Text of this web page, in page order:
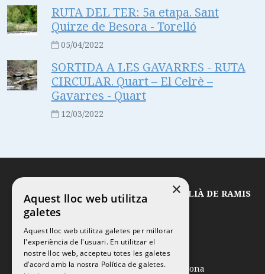
RUTA DEL TER: 5a etapa. Sant
Quirze de Besora - Torelló
05/04/2022
SORTIDA A LES GAVARRES - RUTA
CIRCULAR. Quart – El Celrè –
Gavarres - Quart
12/03/2022
© 2026 CLUB EXCURSIONISTA SANT JULIÀ DE RAMIS
Ctra. de França, 52 – 2on
17481Sant Julià de Ramis Girona
×
Aquest lloc web utilitza
galetes
Aquest lloc web utilitza galetes per millorar
l'experiència de l'usuari. En utilitzar el
nostre lloc web, accepteu totes les galetes
d’acord amb la nostra Política de galetes.